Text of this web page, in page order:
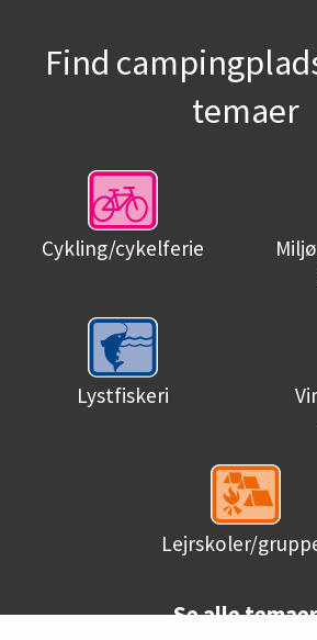
Find
temaer
Cykling/cykelferie
Lystfiskeri
Lejrskoler/
Se alle temaer